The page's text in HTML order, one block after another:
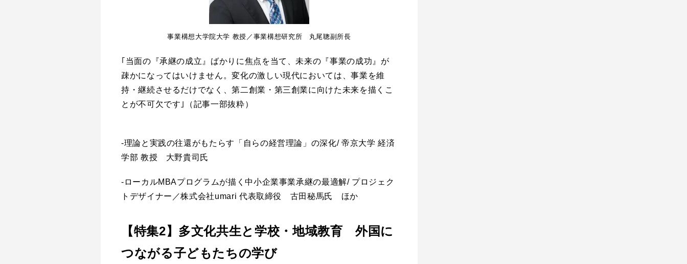
事業構想大学院大学 教授／事業構想研究所 丸尾聰副所長
｢当面の『承継の成立』ばかりに焦点を当て、未来の『事業の成功』が
疎かになってはいけません。変化の激しい現代においては、事業を維
持・継続させるだけでなく、第二創業・第三創業に向けた未来を描くこ
とが不可欠です｣（記事一部抜粋）
-理論と実践の往還がもたらす「自らの経営理論」の深化/ 帝京大学 経済
学部 教授 大野貴司氏
-ローカルMBAプログラムが描く中小企業事業承継の最適解/ プロジェク
トデザイナー／株式会社umari 代表取締役 古田秘馬氏 ほか
【特集2】多文化共生と学校・地域教育 外国に
つながる子どもたちの学び